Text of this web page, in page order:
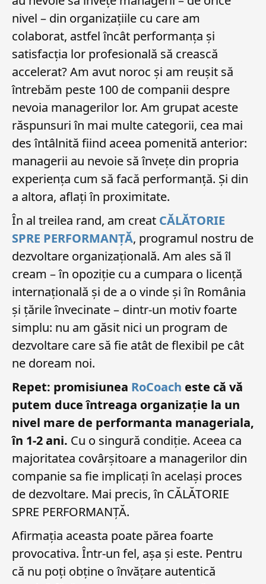
nivel – din organizațiile cu care am
colaborat, astfel încât performanța și
satisfacția lor profesională să crească
accelerat? Am avut noroc și am reușit să
întrebăm peste 100 de companii despre
nevoia managerilor lor. Am grupat aceste
răspunsuri în mai multe categorii, cea mai
des întâlnită fiind aceea pomenită anterior:
managerii au nevoie să învețe din propria
experiența cum să facă performanță. Și din
a altora, aflați în proximitate.
În al treilea rand, am creat CĂLĂTORIE
SPRE PERFORMANȚĂ, programul nostru de
dezvoltare organizațională. Am ales să îl
cream – în opoziție cu a cumpara o licență
internațională și de a o vinde și în România
și țările învecinate – dintr-un motiv foarte
simplu: nu am găsit nici un program de
dezvoltare care să fie atât de flexibil pe cât
ne doream noi.
Repet: promisiunea RoCoach este că vă
putem duce întreaga organizație la un
nivel mare de performanta manageriala,
în 1-2 ani. Cu o singură condiție. Aceea ca
majoritatea covârșitoare a managerilor din
companie sa fie implicați în același proces
de dezvoltare. Mai precis, în CĂLĂTORIE
SPRE PERFORMANȚĂ.
Afirmația aceasta poate părea foarte
provocativa. Într-un fel, așa și este. Pentru
că nu poți obține o învățare autentică